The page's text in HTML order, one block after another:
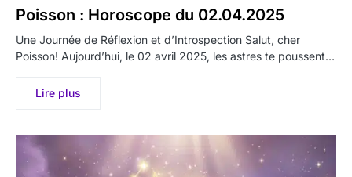
Poisson : Horoscope du 02.04.2025
Une Journée de Réflexion et d’Introspection Salut, cher
Poisson! Aujourd’hui, le 02 avril 2025, les astres te poussent…
Lire plus